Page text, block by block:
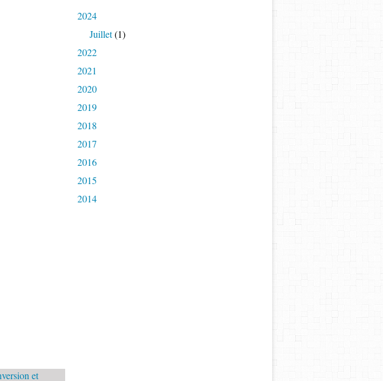
2024
Juillet(1)
2022
2021
2020
2019
2018
2017
2016
2015
2014